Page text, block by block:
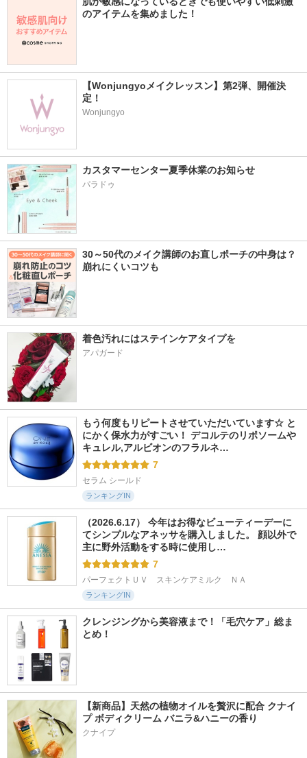
のアイテムを集めました！
【Wonjungyoメイクレッスン】第2弾、開催決
定！
Wonjungyo
カスタマーセンター夏季休業のお知らせ
パラドゥ
30～50代のメイク講師のお直しポーチの中身は？
崩れにくいコツも
着色汚れにはステインケアタイプを
アパガード
もう何度もリピートさせていただいています☆ と
にかく保水力がすごい！ デコルテのリポソームや
キュレル,アルビオンのフラルネ…
7
セラム シールド
ランキングIN
（2026.6.17） 今年はお得なビューティーデーに
てシンプルなアネッサを購入しました。 顔以外で
主に野外活動をする時に使用し…
7
パーフェクトＵＶ　スキンケアミルク　ＮＡ
ランキングIN
クレンジングから美容液まで！「毛穴ケア」総ま
とめ！
【新商品】天然の植物オイルを贅沢に配合 クナイ
プ ボディクリーム バニラ&ハニーの香り
クナイプ